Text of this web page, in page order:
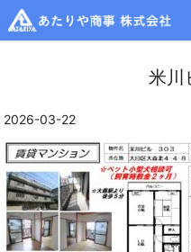
米川
2026-03-22